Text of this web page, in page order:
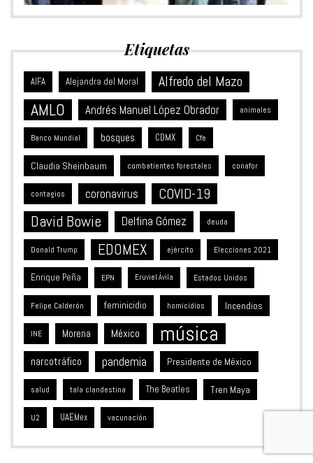
Etiquetas
AIFA Alejandra del Moral Alfredo del Mazo
AMLO Andrés Manuel López Obrador animales
Banco Mundial bosques CDMX Cfe
Claudia Sheinbaum combatientes forestales conafor
contagios coronavirus COVID-19
David Bowie Delfina Gómez deuda
Donald Trump EDOMEX ejército Elecciones 2021
Enrique Peña EPN Eruviel Ávila Estados Unidos
Felipe Calderón feminicidio homicidios Incendios
INE Morena México música
narcotráfico pandemia Presidente de México
salud tala clandestina The Beatles Tren Maya
U2 UAEMex vacunación